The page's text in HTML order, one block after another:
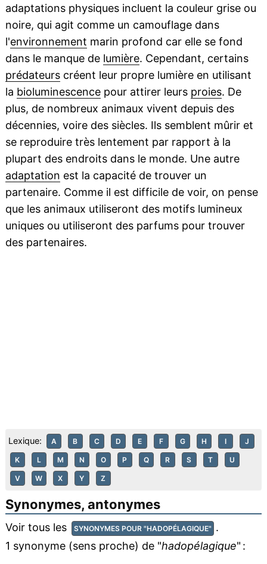
adaptations physiques incluent la couleur grise ou
noire, qui agit comme un camouflage dans
l'environnement marin profond car elle se fond
dans le manque de lumière. Cependant, certains
prédateurscréent leur propre lumière en utilisant
la bioluminescencepour attirer leurs proies. De
plus, de nombreux animaux vivent depuis des
décennies, voire des siècles. Ils semblent mûrir et
se reproduire très lentement par rapport à la
plupart des endroits dans le monde. Une autre
adaptation est la capacité de trouver un
partenaire. Comme il est difficile de voir, on pense
que les animaux utiliseront des motifs lumineux
uniques ou utiliseront des parfums pour trouver
des partenaires.
Lexique: A B C D E F G H I J
K L M N O P Q R S T U
V W X Y Z
Synonymes, antonymes
Voir tous les SYNONYMES POUR "HADOPÉLAGIQUE" .
1 synonyme (sens proche) de "hadopélagique" :